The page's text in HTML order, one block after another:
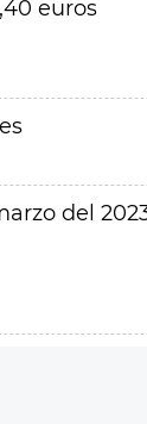
euros
del